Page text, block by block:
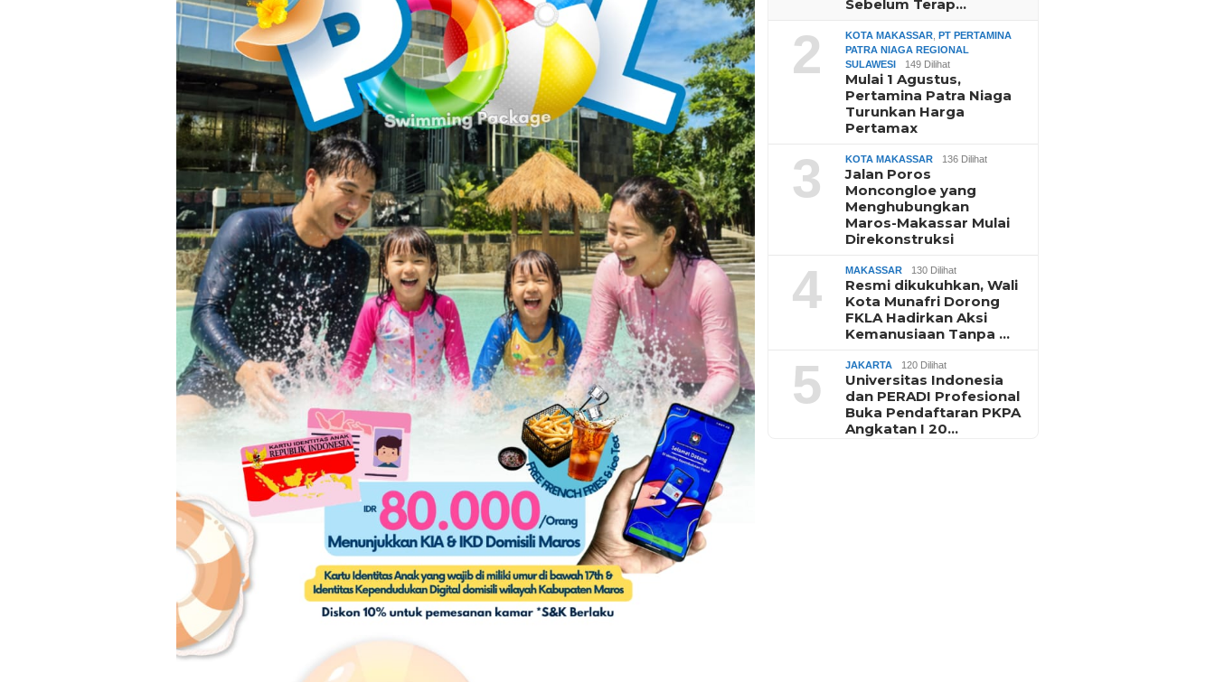
Sebelum Terap…
2 KOTA MAKASSAR ,PT PERTAMINA
PATRA NIAGA REGIONAL
SULAWESI
149 Dilihat
Mulai 1 Agustus,
Pertamina Patra Niaga
Turunkan Harga
Pertamax
3 KOTA MAKASSAR 136 Dilihat
Jalan Poros
Moncongloe yang
Menghubungkan
Maros-Makassar Mulai
Direkonstruksi
4 MAKASSAR 130 Dilihat
Resmi dikukuhkan, Wali
Kota Munafri Dorong
FKLA Hadirkan Aksi
Kemanusiaan Tanpa …
5 JAKARTA 120 Dilihat
Universitas Indonesia
dan PERADI Profesional
Buka Pendaftaran PKPA
Angkatan I 20…